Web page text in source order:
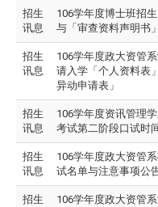
招生
讯息
106学年度博士班招生
与「审查资料声明书」
招生
讯息
106学年度政大资管
请入学「个人资料表
异动申请表」
招生
讯息
106学年度资讯管理
考试第二阶段口试时
招生
讯息
106学年度政大资管
试名单与注意事项公
招生
106学年度政大资管